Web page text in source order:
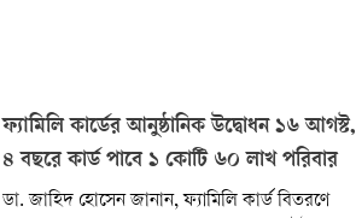
ফ্যামিলি কার্ডের আনুষ্ঠানিক উদ্বোধন ১৬ আগস্ট,
৪ বছরে কার্ড পাবে ১ কোটি ৬০ লাখ পরিবার
ডা. জাহিদ হোসেন জানান, ফ্যামিলি কার্ড বিতরণে